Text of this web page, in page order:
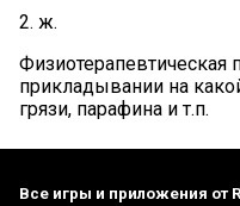
2. ж.
Физиотерапевтическая
прикладывании на
грязи, парафина и т.п.
Все игры и приложения от